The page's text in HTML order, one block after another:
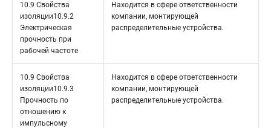
10.9 Свойства
изоляции10.9.2
Электрическая
прочность при
рабочей частоте
Находится в сфере ответственности
компании, монтирующей
распределительные устройства.
10.9 Свойства
изоляции10.9.3
Прочность по
отношению к
импульсному
Находится в сфере ответственности
компании, монтирующей
распределительные устройства.